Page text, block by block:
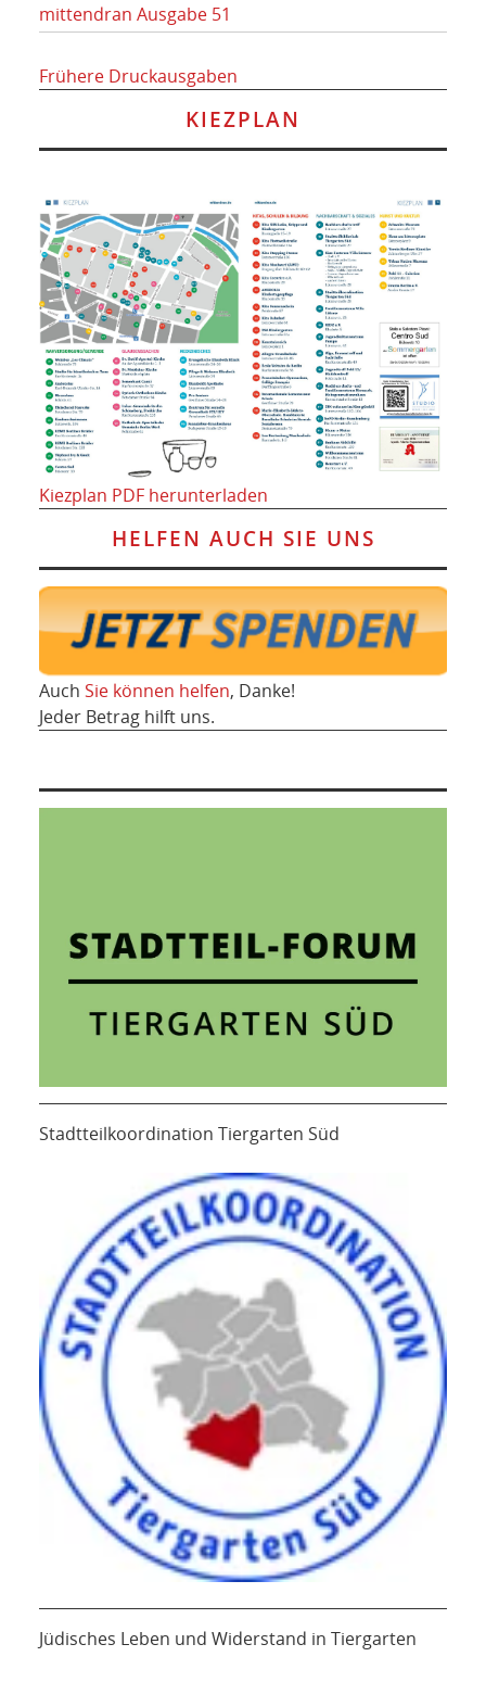
mittendran Ausgabe 51
Frühere Druckausgaben
KIEZPLAN
Kiezplan PDF herunterladen
HELFEN AUCH SIE UNS
Auch Sie können helfen, Danke!
Jeder Betrag hilft uns.
Stadtteilkoordination Tiergarten Süd
Jüdisches Leben und Widerstand in Tiergarten